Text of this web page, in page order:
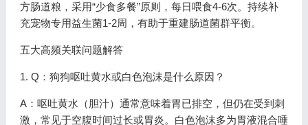
方肠道粮，采用“少食多餐”原则，每日喂食4-6次。持续补
充宠物专用益生菌1-2周，有助于重建肠道菌群平衡。
五大高频关联问题解答
1. Q：狗狗呕吐黄水或白色泡沫是什么原因？
A：呕吐黄水（胆汁）通常意味着胃已排空，但仍在受到刺
激，常见于空腹时间过长或胃炎。白色泡沫多为胃液混合唾